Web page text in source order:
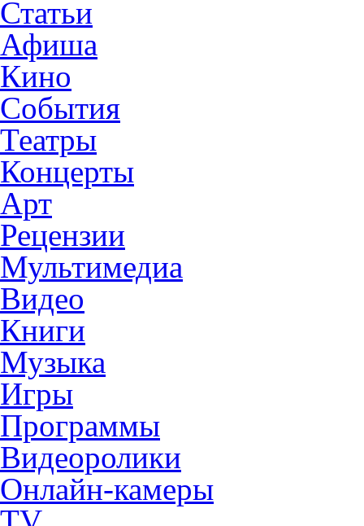
Статьи
Афиша
Кино
События
Театры
Концерты
Арт
Рецензии
Мультимедиа
Видео
Книги
Музыка
Игры
Программы
Видеоролики
Онлайн-камеры